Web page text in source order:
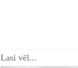
Lasi vēl...